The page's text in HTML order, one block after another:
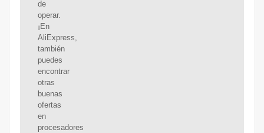
de
operar.
¡En
AliExpress,
también
puedes
encontrar
otras
buenas
ofertas
en
procesadores